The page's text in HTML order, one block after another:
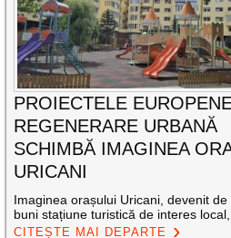
PROIECTELE
REGENERARE URBANĂ
SCHIMBĂ IMAGINEA
URICANI
Imaginea orașului Uricani, devenit de
buni stațiune turistică de interes
CITEȘTE MAI DEPARTE